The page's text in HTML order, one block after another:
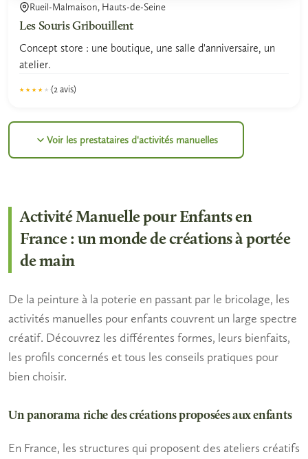
Rueil-Malmaison, Hauts-de-Seine
Les Souris Gribouillent
Concept store : une boutique, une salle d'anniversaire, un
atelier.
★★★★★
★★★★★ (2 avis)
Voir les prestataires d'activités manuelles
Activité Manuelle pour Enfants en
France : un monde de créations à portée
de main
De la peinture à la poterie en passant par le bricolage, les
activités manuelles pour enfants couvrent un large spectre
créatif. Découvrez les différentes formes, leurs bienfaits,
les profils concernés et tous les conseils pratiques pour
bien choisir.
Un panorama riche des créations proposées aux enfants
En France, les structures qui proposent des ateliers créatifs